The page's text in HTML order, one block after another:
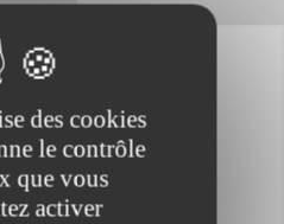
des cookies
le contrôle
que vous
activer